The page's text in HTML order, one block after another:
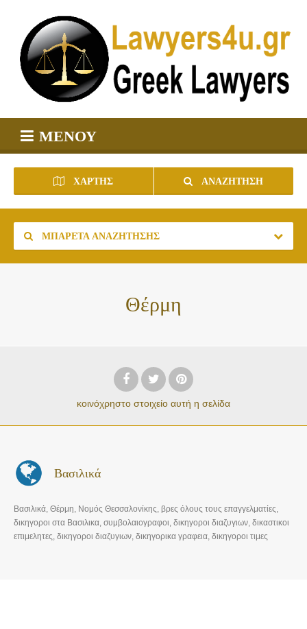
ΜΕΝΟΎ
ΧΆΡΤΗΣ ΑΝΑΖΉΤΗΣΗ
ΜΠΑΡΈΤΑ ΑΝΑΖΉΤΗΣΗΣ
Θέρμη
κοινόχρηστο στοιχείο αυτή η σελίδα
Βασιλικά
Βασιλικά, Θέρμη, Νομός Θεσσαλονίκης, βρες όλους τους επαγγελματίες,
δικηγοροι στα Βασιλικα, συμβολαιογραφοι, δικηγοροι διαζυγιων, δικαστικοι
επιμελητες, δικηγοροι διαζυγιων, δικηγορικα γραφεια, δικηγοροι τιμες